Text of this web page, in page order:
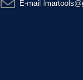
E-maіl